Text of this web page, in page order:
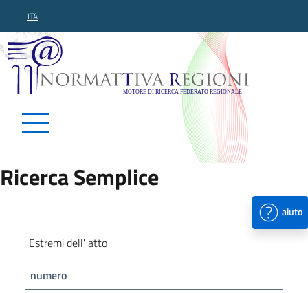
ITA
Normattiva Regioni -
Ricerca Semplice
aiuto
Estremi dell' atto
numero